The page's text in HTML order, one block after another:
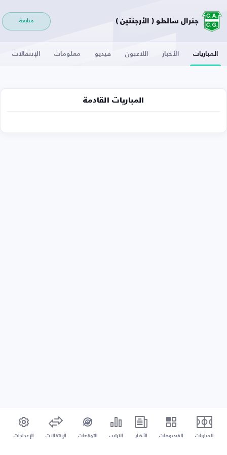
جنرال سالطو ( الأرجنتين ) متابعة
المباريات الأخبار اللاعبون فيديو معلومات الإنتقالات
المباريات القادمة
المباريات الفيديوهات الأخبار الترتيب التوقعات الإنتقالات الإعدادات